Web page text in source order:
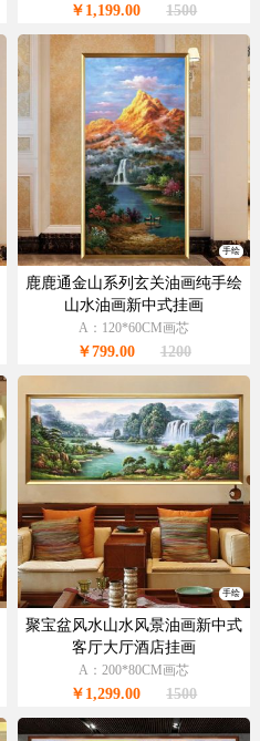
￥1,199.00 1500
手绘
鹿鹿通金山系列玄关油画纯手绘
山水油画新中式挂画
A：120*60CM画芯
￥799.00 1200
手绘
聚宝盆风水山水风景油画新中式
客厅大厅酒店挂画
A：200*80CM画芯
￥1,299.00 1500